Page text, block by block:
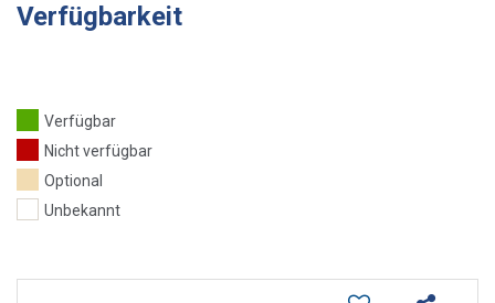
Verfügbarkeit
Verfügbar
Nicht verfügbar
Optional
Unbekannt